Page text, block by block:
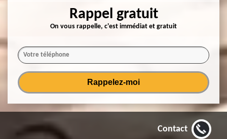
Rappel gratuit
On vous rappelle, c'est immédiat et gratuit
Contact